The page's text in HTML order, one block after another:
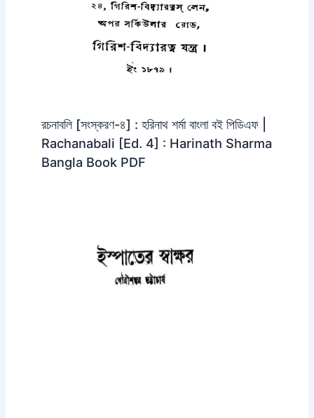
রচনাবলি [সংস্করণ-৪] : হরিনাথ শর্মা বাংলা বই পিডিএফ |
Rachanabali [Ed. 4] : Harinath Sharma
Bangla Book PDF